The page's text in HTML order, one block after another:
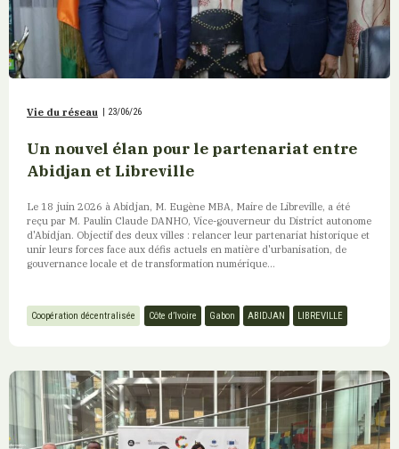
Vie du réseau 23/06/26
Un nouvel élan pour le partenariat entre
Abidjan et Libreville
Le 18 juin 2026 à Abidjan, M. Eugène MBA, Maire de Libreville, a été
reçu par M. Paulin Claude DANHO, Vice-gouverneur du District autonome
d'Abidjan. Objectif des deux villes : relancer leur partenariat historique et
unir leurs forces face aux défis actuels en matière d'urbanisation, de
gouvernance locale et de transformation numérique...
Coopération décentralisée Côte d’Ivoire Gabon ABIDJAN LIBREVILLE